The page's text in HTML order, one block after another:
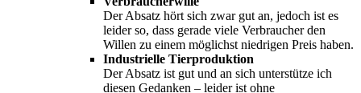
Der Absatz hört sich zwar gut an, jedoch ist es
leider so, dass gerade viele Verbraucher den
Willen zu einem möglichst niedrigen Preis haben.
Industrielle Tierproduktion
Der Absatz ist gut und an sich unterstütze ich
diesen Gedanken – leider ist ohne